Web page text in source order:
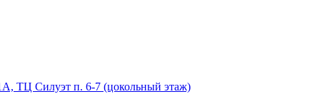
ТЦ Силуэт п. 6-7 (цокольный этаж)